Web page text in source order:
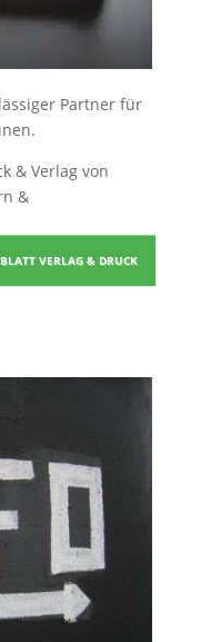
Partner für
& Verlag von
&
VERLAG & DRUCK